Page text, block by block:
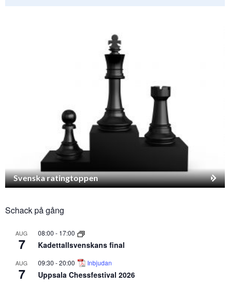
Svenska ratingtoppen
Schack på gång
AUG
7
08:00 - 17:00
Kadettallsvenskans final
AUG
7
09:30 -20:00 Inbjudan
Uppsala Chessfestival 2026